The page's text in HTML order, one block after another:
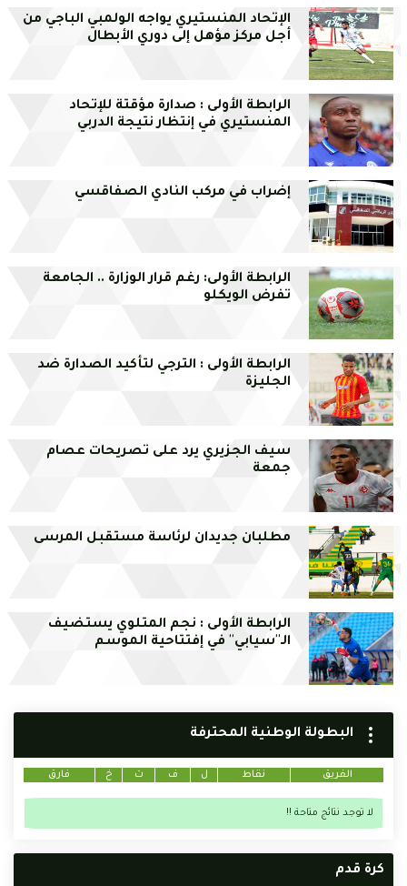
الإتحاد المنستيري يواجه الولمبي الباجي من
أجل مركز مؤهل إلى دوري الأبطال
الرابطة الأولى : صدارة مؤقتة للإتحاد
المنستيري في إنتظار نتيجة الدربي
إضراب في مركب النادي الصفاقسي
الرابطة الأولى: رغم قرار الوزارة .. الجامعة
تفرض الويكلو
الرابطة الأولى : الترجي لتأكيد الصدارة ضد
الجليزة
سيف الجزيري يرد على تصريحات عصام
جمعة
مطلبان جديدان لرئاسة مستقبل المرسى
الرابطة الأولى : نجم المتلوي يستضيف
الـ''سيابي'' في إفتتاحية الموسم
البطولة الوطنية المحترفة
الفريق نقاط ل ف ت خ فارق
لا توجد نتائج متاحة !!
كرة قدم